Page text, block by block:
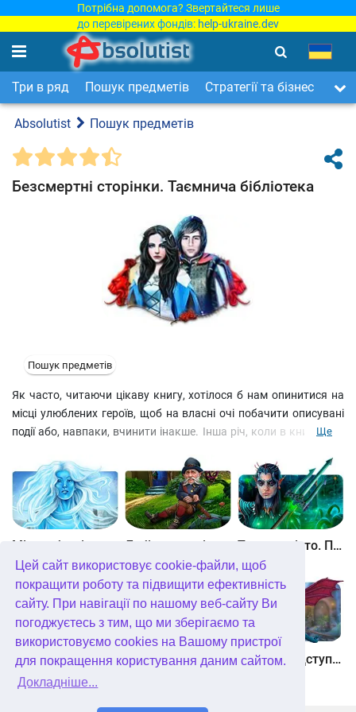
Цей сайт використовує cookie-файли, щоб
покращити роботу та підвищити ефективність
сайту. При навігації по нашому веб-сайту Ви
погоджуєтесь з тим, що ми зберігаємо та
використовуємо cookies на Вашому пристрої
для покращення користування даним сайтом.
Докладніше...
Потрібна допомога? Звертайтеся лише
до перевірених фондів: help-ukraine.dev
Три в ряд Пошук предметів Стратегії та бізнес
Absolutist Пошук предметів
Безсмертні сторінки. Таємнича бібліотека
Пошук предметів
Як часто, читаючи цікаву книгу, хотілося б нам опинитися на
місці улюблених героїв, щоб на власні очі побачити описувані
події або, навпаки, вчинити інакше. Інша річ, коли в книгу тебе
підлітками, що зайшли до бібліотеки, щоб підготуватися до
іспитів. Маг-бібліотекар викрав їхні душі та зробив героями
безсмертної п'єси Ромео та Джульєта. Вирушайте до
Середньовічної Верони, вирішуйте головоломки і шукайте
приховані предмети, щоб врятувати молодих людей від
трагічної долі. Завантажити безкоштовно
Безсмертні сторінки. Таємнича бібліотека. Колекційне видання
Ще
Таємне місто. Підводне царство. колекційне видання
Небесні землі. Пробудження гігантів. колекційне видання Загадки Нью-Йорка. Пробудження. колекційне видання Хімери. Підступи зла. колекційне видання